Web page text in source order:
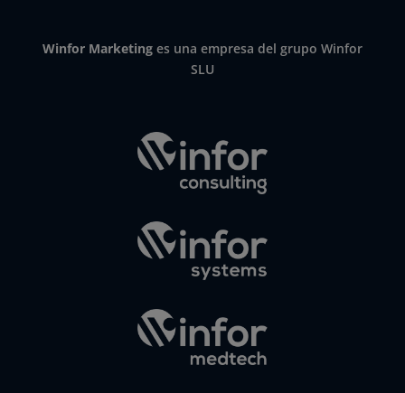
Winfor Marketinges una empresa del grupo Winfor
SLU